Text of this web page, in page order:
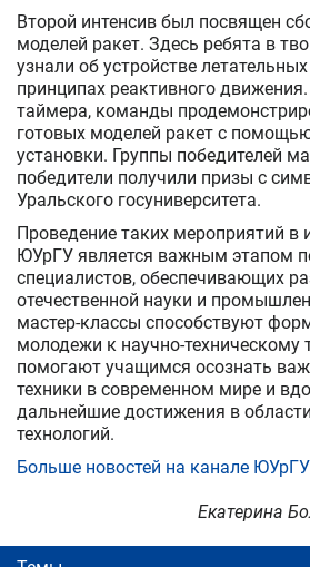
Второй интенсив был посвящен
моделей ракет. Здесь ребята в
узнали об устройстве
принципах реактивного
таймера, команды
готовых моделей ракет с
установки. Группы победителей
победители получили призы с
Уральского госуниверситета.
Проведение таких мероприятий в
ЮУрГУ является важным этапом
специалистов, обеспечивающих
отечественной науки и
мастер-классы способствуют
молодежи к научно-техническому
помогают учащимся осознать
техники в современном мире и
дальнейшие достижения в
технологий.
Больше новостей на канале
Екатерина